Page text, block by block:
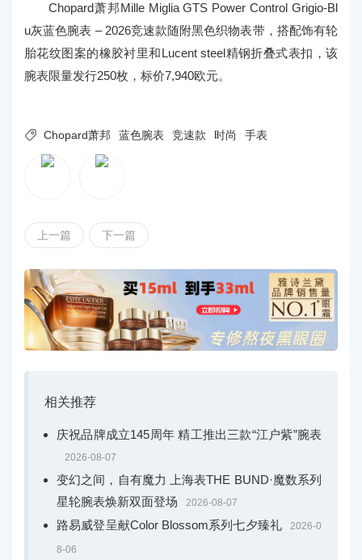
Chopard萧邦Mille Miglia GTS Power Control Grigio-Bl
u灰蓝色腕表 – 2026竞速款随附黑色织物表带，搭配饰有轮
胎花纹图案的橡胶衬里和Lucent steel精钢折叠式表扣，该
腕表限量发行250枚，标价7,940欧元。
 Chopard萧邦 蓝色腕表 竞速款 时尚 手表
上一篇 下一篇
相关推荐
庆祝品牌成立145周年 精工推出三款“江户紫”腕表
2026-08-07
变幻之间，自有魔力 上海表THE BUND·魔数系列
星轮腕表焕新双面登场
2026-08-07
路易威登呈献Color Blossom系列七夕臻礼 2026-0
8-06